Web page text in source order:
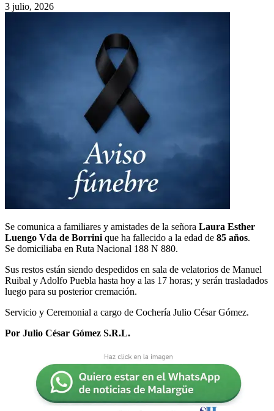
3 julio, 2026
Se comunica a familiares y amistades de la señora Laura Esther
Luengo Vda de Borrini que ha fallecido a la edad de 85 años.
Se domiciliaba en Ruta Nacional 188 N 880.
Sus restos están siendo despedidos en sala de velatorios de Manuel
Ruibal y Adolfo Puebla hasta hoy a las 17 horas; y serán trasladados
luego para su posterior cremación.
Servicio y Ceremonial a cargo de Cochería Julio César Gómez.
Por Julio César Gómez S.R.L.